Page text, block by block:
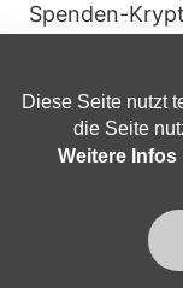
Spenden-
https://
oder mit
Bitcoin:
Informationen
Diese Seite nutzt
die Seite
Weitere